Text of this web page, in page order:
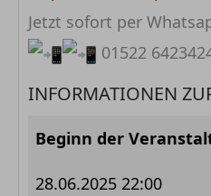
Jetzt sofort per
01522
INFORMATIONEN
Beginn der
28.06.2025 22:00